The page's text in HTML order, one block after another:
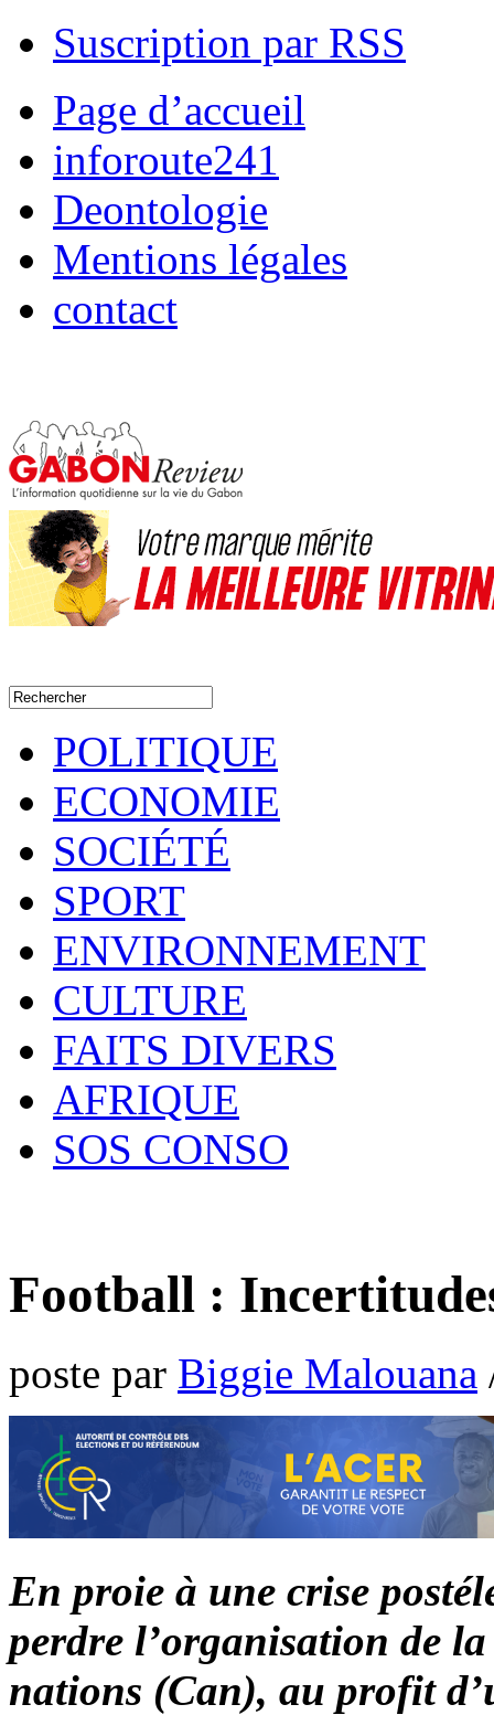
Suscription par RSS
Page d’accueil
inforoute241
Deontologie
Mentions légales
contact
POLITIQUE
ECONOMIE
SOCIÉTÉ
SPORT
ENVIRONNEMENT
CULTURE
FAITS DIVERS
AFRIQUE
SOS CONSO
Football :
poste par Biggie Malouana
En proie à une crise
perdre l’organisation de
nations (Can), au profit